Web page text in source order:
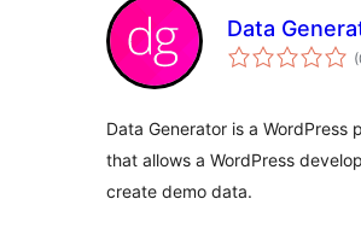
Data
Data Generator is a WordPress
that allows a WordPress
create demo data.